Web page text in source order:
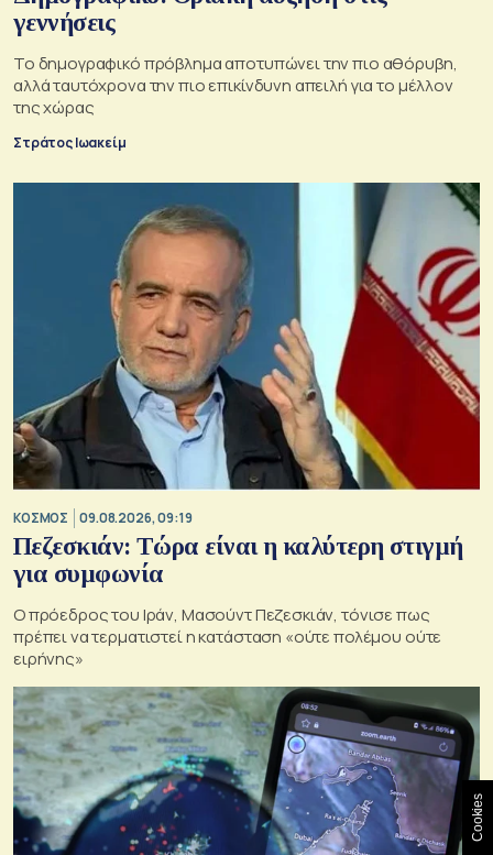
γεννήσεις
Το δημογραφικό πρόβλημα αποτυπώνει την πιο αθόρυβη,
αλλά ταυτόχρονα την πιο επικίνδυνη απειλή για το μέλλον
της χώρας
Στράτος Ιωακείμ
ΚΟΣΜΟΣ 09.08.2026, 09:19
Πεζεσκιάν: Τώρα είναι η καλύτερη στιγμή
για συμφωνία
Ο πρόεδρος του Ιράν, Μασούντ Πεζεσκιάν, τόνισε πως
πρέπει να τερματιστεί η κατάσταση «ούτε πολέμου ούτε
ειρήνης»
Cookies